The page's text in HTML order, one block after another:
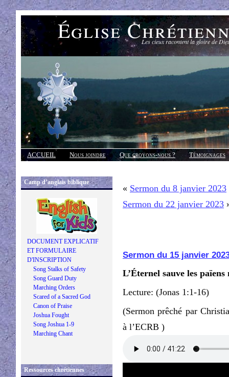
Église Les cieux racontent la gloire de
ACCUEIL Nous joindre Que croyons-nous ?
Témoignages
Réponses
Camp d’anglais biblique
DOCUMENT EXPLICATIF
ET FORMULAIRE
D'INSCRIPTION
Song Stalks of Safety
Song Guard Duty
Marching Orders
Scared of a Sacred God
Canon of Praise
Joshua Fought
Song Joshua 1-9
Marching Chant
Ressources chrétiennes
« Sermon du 8 janvier 2023
Sermon du 22 janvier 2023
Sermon du 15 janvier
L’Éternel sauve les
Lecture: (Jonas 1:1-16)
(Sermon prêché par
à l’ECRB )